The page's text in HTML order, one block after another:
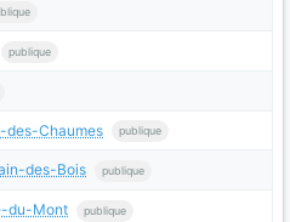
publique
des-Chaumes publique
des-Bois publique
du-Mont publique